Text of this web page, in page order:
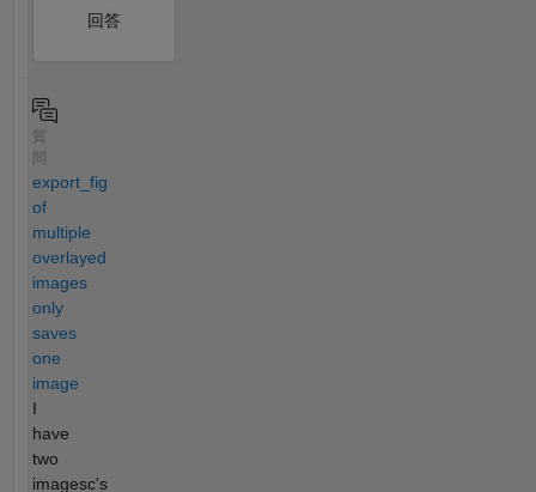
回答
質
export_fig
of
multiple
overlayed
images
only
saves
one
image
I
have
two
imagesc's